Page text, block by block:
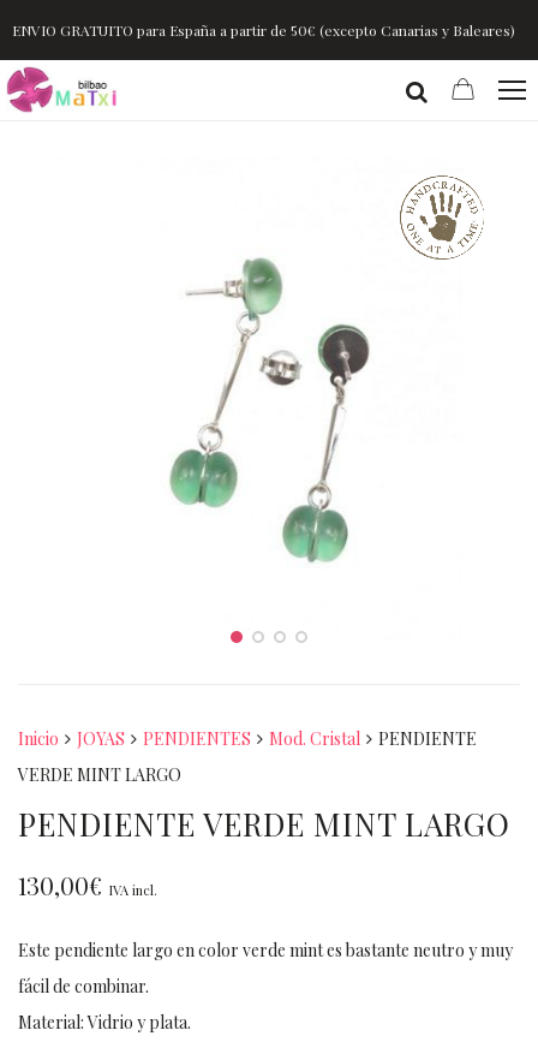
ENVIO GRATUITO para España a partir de 50€ (excepto Canarias y Baleares)
Inicio JOYAS PENDIENTES Mod. Cristal
PENDIENTE
VERDE MINT LARGO
PENDIENTE VERDE MINT LARGO
130,00€ IVA incl.
Este pendiente largo en color verde mint es bastante neutro y muy
fácil de combinar.
Material: Vidrio y plata.